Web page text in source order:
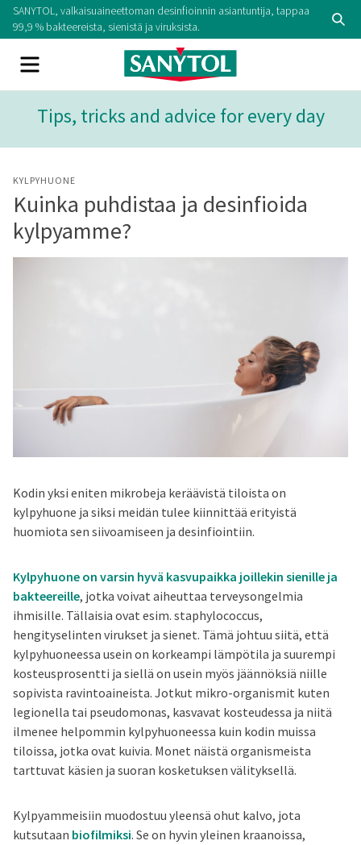
SkipSANYTOL, valkaisuaineettoman desinfioinnin asiantuntija, tappaa
99,9 % bakteereista, sienistä ja viruksista.
Menu
Tips, tricks and advice for every day
KYLPYHUONE
Kuinka puhdistaa ja desinfioida
kylpyamme?
Kodin yksi eniten mikrobeja keräävistä tiloista on
kylpyhuone ja siksi meidän tulee kiinnittää erityistä
huomiota sen siivoamiseen ja desinfiointiin.
Kylpyhuone on varsin hyvä kasvupaikka joillekin sienille ja
bakteereille, jotka voivat aiheuttaa terveysongelmia
ihmisille. Tällaisia ovat esim. staphylococcus,
hengityselinten virukset ja sienet. Tämä johtuu siitä, että
kylpyhuoneessa usein on korkeampi lämpötila ja suurempi
kosteusprosentti ja siellä on usein myös jäännöksiä niille
sopivista ravintoaineista. Jotkut mikro-organismit kuten
legionella tai pseudomonas, kasvavat kosteudessa ja niitä
ilmenee helpommin kylpyhuoneessa kuin kodin muissa
tiloissa, jotka ovat kuivia. Monet näistä organismeista
tarttuvat käsien ja suoran kosketuksen välityksellä.
Kylpyammeisiin muodostuu yleensä ohut kalvo, jota
kutsutaan biofilmiksi. Se on hyvin yleinen kraanoissa,